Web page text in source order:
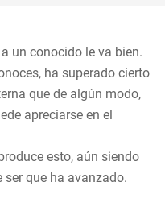
un conocido le va bien.
ha superado cierto
que de algún modo,
apreciarse en el
esto, aún siendo
ser que ha avanzado.